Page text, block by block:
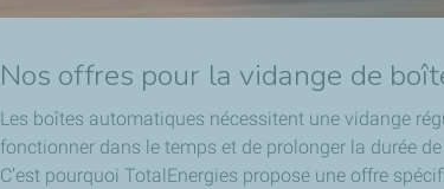
Nos offres pour la vidange de
Les boîtes automatiques nécessitent une vidange
fonctionner dans le temps et de prolonger la durée
C’est pourquoi TotalEnergies propose une offre